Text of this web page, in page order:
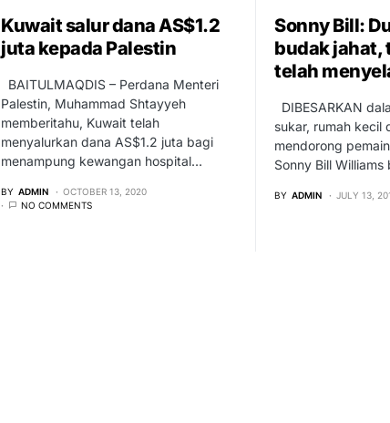
Kuwait salur dana AS$1.2
juta kepada Palestin
BAITULMAQDIS – Perdana Menteri
Palestin, Muhammad Shtayyeh
memberitahu, Kuwait telah
menyalurkan dana AS$1.2 juta bagi
menampung kewangan hospital…
BY ADMIN
OCTOBER 13, 2020
NO COMMENTS
Sonny Bill:
budak jahat,
telah
DIBESARKAN
sukar, rumah kecil
mendorong
Sonny Bill
BY ADMIN JULY 13,